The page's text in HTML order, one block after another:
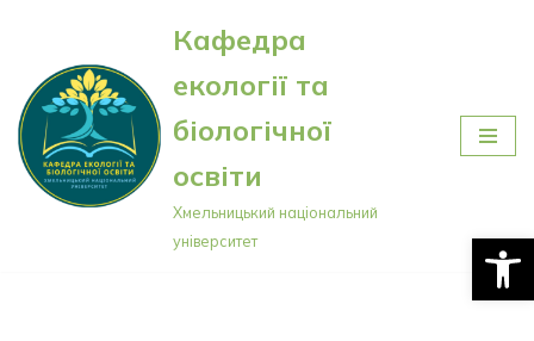
Перейти
до
вмісту
Кафедра
екології та
біологічної
освіти
Хмельницький національний
університет